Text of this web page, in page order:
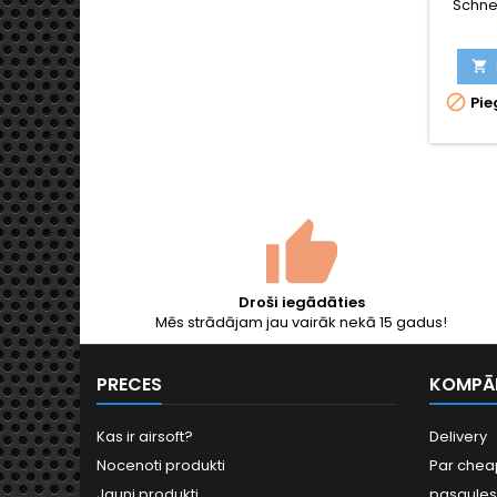
airsoft


Droši iegādāties
Mēs strādājam jau vairāk nekā 15 gadus!
PRECES
Kas ir airsoft?
Nocenoti produkti
Delivery
Par